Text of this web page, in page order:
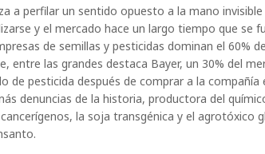
a perfilar un sentido opuesto a la mano
y el mercado hace un largo tiempo que se
de semillas y pesticidas dominan el 60%
entre las grandes destaca Bayer, un 30% del
de pesticida después de comprar a la
denuncias de la historia, productora del
la soja transgénica y el agrotóxico